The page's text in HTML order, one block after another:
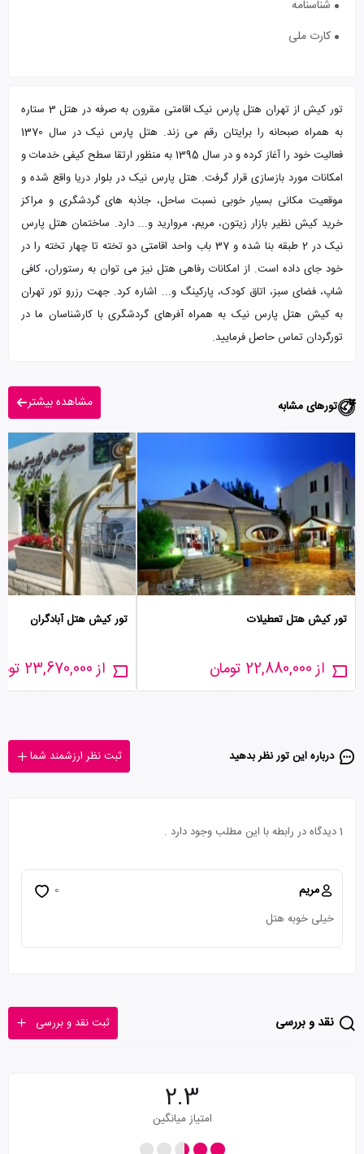
شناسنامه
کارت ملی
تور کیش از تهران هتل پارس نیک اقامتی مقرون به صرفه در هتل 3 ستاره
به همراه صبحانه را برایتان رقم می زند. هتل پارس نیک در سال 1370
فعالیت خود را آغاز کرده و در سال 1395 به منظور ارتقا سطح کیفی خدمات و
امکانات مورد بازسازی قرار گرفت. هتل پارس نیک در بلوار دریا واقع شده و
موقعیت مکانی بسیار خوبی نسبت ساحل، جاذبه های گردشگری و مراکز
خرید کیش نظیر بازار زیتون، مریم، مروارید و... دارد. ساختمان هتل پارس
نیک در 2 طبقه بنا شده و 37 باب واحد اقامتی دو تخته تا چهار تخته را در
خود جای داده است. از امکانات رفاهی هتل نیز می توان به رستوران، کافی
شاپ، فضای سبز، اتاق کودک، پارکینگ و... اشاره کرد. جهت رزرو تور تهران
به کیش هتل پارس نیک به همراه آفرهای گردشگری با کارشناسان ما در
تورگردان تماس حاصل فرمایید.
تورهای مشابه مشاهده بیشتر
تور کیش هتل تعطیلات
از 22,880,000 تومان
تور کیش هتل آبادگران
از 23,670,000 تومان
درباره این تور‌ نظر بدهید ثبت نظر ارزشمند شما
1 دیدگاه در رابطه با این مطلب وجود دارد .
مریم
خیلی خوبه هتل
0
نقد و بررسی ثبت نقد و بررسی
2.3
امتیاز میانگین